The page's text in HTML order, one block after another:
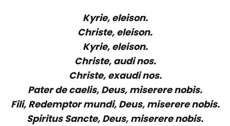
Kyrie, eleison.
Christe, eleison.
Kyrie, eleison.
Christe, audi nos.
Christe, exaudi nos.
Pater de caelis, Deus, miserere nobis.
Fili, Redemptor mundi, Deus, miserere nobis.
Spiritus Sancte, Deus, miserere nobis.